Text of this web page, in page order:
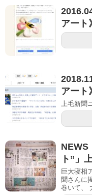
アート
アート
上毛新聞
NEWS
ト”」
巨大寝相
聞さんに
巻いて、